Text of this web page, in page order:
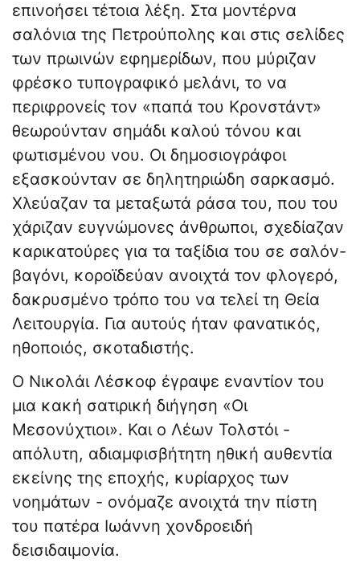
επινοήσει τέτοια λέξη. Στα μοντέρνα
σαλόνια της Πετρούπολης και στις σελίδες
των πρωινών εφημερίδων, που μύριζαν
φρέσκο τυπογραφικό μελάνι, το να
περιφρονείς τον «παπά του Κρονστάντ»
θεωρούνταν σημάδι καλού τόνου και
φωτισμένου νου. Οι δημοσιογράφοι
εξασκούνταν σε δηλητηριώδη σαρκασμό.
Χλεύαζαν τα μεταξωτά ράσα του, που του
χάριζαν ευγνώμονες άνθρωποι, σχεδίαζαν
καρικατούρες για τα ταξίδια του σε σαλόν-
βαγόνι, κοροϊδεύαν ανοιχτά τον φλογερό,
δακρυσμένο τρόπο του να τελεί τη Θεία
Λειτουργία. Για αυτούς ήταν φανατικός,
ηθοποιός, σκοταδιστής.
Ο Νικολάι Λέσκοφ έγραψε εναντίον του
μια κακή σατιρική διήγηση «Οι
Μεσονύχτιοι». Και ο Λέων Τολστόι -
απόλυτη, αδιαμφισβήτητη ηθική αυθεντία
εκείνης της εποχής, κυρίαρχος των
νοημάτων - ονόμαζε ανοιχτά την πίστη
του πατέρα Ιωάννη χονδροειδή
δεισιδαιμονία.